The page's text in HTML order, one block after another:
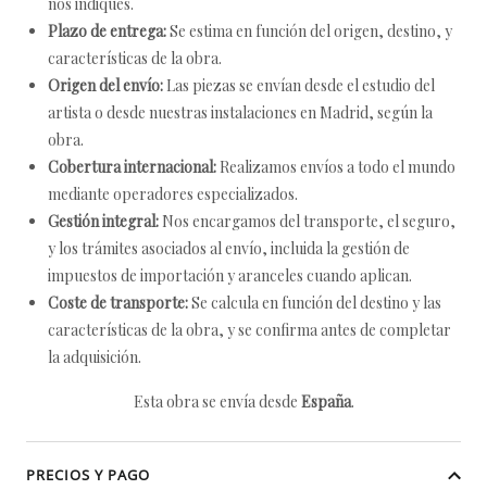
Plazo de entrega:Se estima en función del origen, destino, y
características de la obra.
Origen del envío: Las piezas se envían desde el estudio del
artista o desde nuestras instalaciones en Madrid, según la
obra.
Cobertura internacional: Realizamos envíos a todo el mundo
mediante operadores especializados.
Gestión integral: Nos encargamos del transporte, el seguro,
y los trámites asociados al envío, incluida la gestión de
impuestos de importación y aranceles cuando aplican.
Coste de transporte:Se calcula en función del destino y las
características de la obra, y se confirma antes de completar
la adquisición.
Esta obra se envía desde España.
PRECIOS Y PAGO